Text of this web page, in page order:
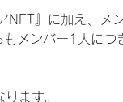
NFT』に加え、メ
もメンバー1人につ
ます。